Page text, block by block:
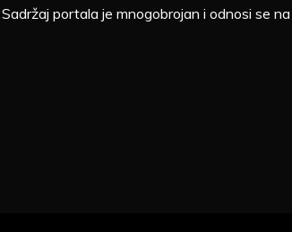
portala je mnogobrojan i odnosi se